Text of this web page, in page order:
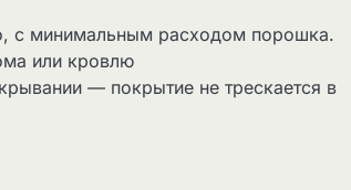
с минимальным расходом порошка.
или кровлю
— покрытие не трескается в